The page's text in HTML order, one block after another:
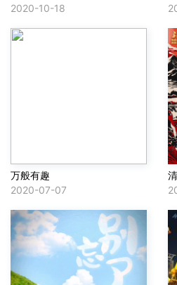
2020-10-18
万般有趣
2020-07-07